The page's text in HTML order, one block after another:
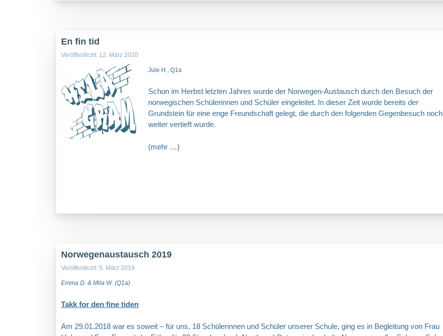
En fin tid
Veröffentlicht: 12. März 2020
Jule H., Q1a
Schon im Herbst letzten Jahres wurde der Norwegen-Austausch durch den Besuch der
norwegischen Schülerinnen und Schüler eingeleitet. In dieser Zeit wurde bereits der
Grundstein für eine enge Freundschaft gelegt, die durch den folgenden Gegenbesuch noch
weiter vertieft wurde.
(mehr …)
Norwegenaustausch 2019
Veröffentlicht: 5. März 2019
Emma D. & Mila W. (Q1a)
Takk for den fine tiden
Am 29.01.2018 war es soweit – für uns, 18 Schülerinnen und Schüler unserer Schule, ging es in Begleitung von Frau